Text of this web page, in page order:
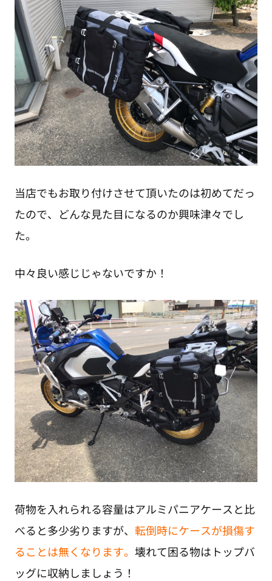
当店でもお取り付けさせて頂いたのは初めてだっ
たので、どんな見た目になるのか興味津々でし
た。
中々良い感じじゃないですか！
荷物を入れられる容量はアルミパニアケースと比
べると多少劣りますが、 転倒時にケースが損傷す
ることは無くなります。 壊れて困る物はトップバ
ッグに収納しましょう！